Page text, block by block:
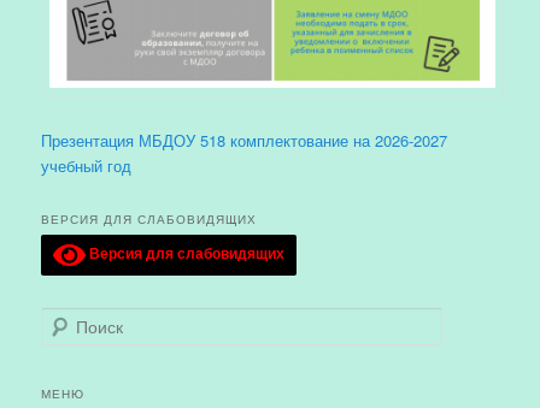
Презентация МБДОУ 518 комплектование на 2026-2027
учебный год
ВЕРСИЯ ДЛЯ СЛАБОВИДЯЩИХ
Версия для слабовидящих
Поиск
МЕНЮ